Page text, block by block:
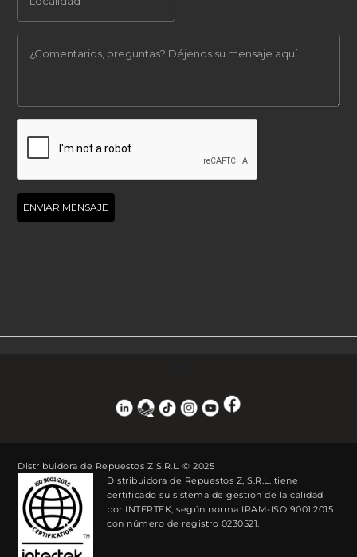
Distribuidora de Repuestos Z S.R.L. © 2025
Distribuidora de Repuestos Z, S.R.L. tiene
certificado su sistema de gestión de la calidad
por INTERTEK, según norma IRAM-ISO 9001:2015
con número de registro 0230521.